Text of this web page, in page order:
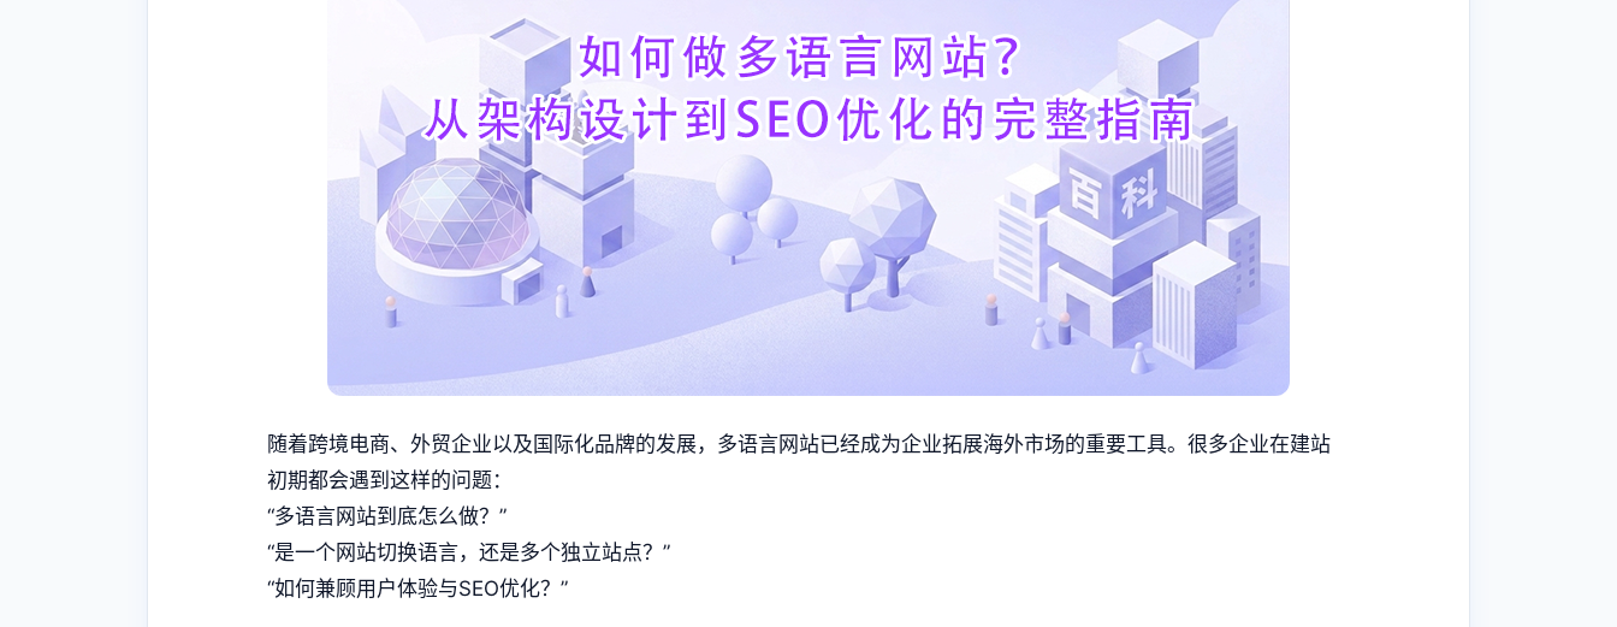
随着跨境电商、外贸企业以及国际化品牌的发展，多语言网站已经成为企业拓展海外市场的重要工具。很多企业在建站
初期都会遇到这样的问题：
“多语言网站到底怎么做？”
“是一个网站切换语言，还是多个独立站点？”
“如何兼顾用户体验与SEO优化？”